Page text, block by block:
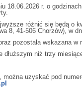
18.06.2026 r. o
różnić się będą o
8, 41-506 Chorzów), w
pozostała wskazana w
niż trzy
uzyskać pod